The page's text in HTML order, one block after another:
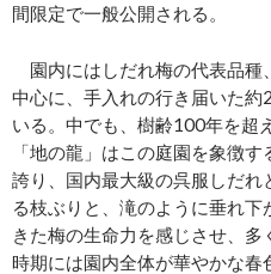
間限定で一般公開される。
園内にはしだれ梅の代表品種
中心に、手入れの行き届いた
いる。中でも、樹齢100年を超
「地の龍」はこの庭園を象徴
誇り、国内最大級の呉服しだ
る枝ぶりと、滝のように垂れ
きた梅の生命力を感じさせ、
時期には園内全体が華やかな春